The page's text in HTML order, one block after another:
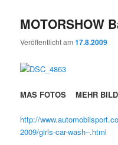
MOTORSHOW
Veröffentlicht am17.8.2009
MAS FOTOS MEHR
http://
2009/girls-car-wash–.html